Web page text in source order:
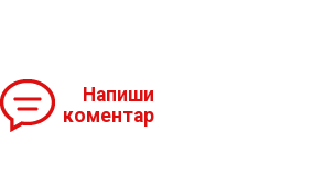
Напиши
коментар